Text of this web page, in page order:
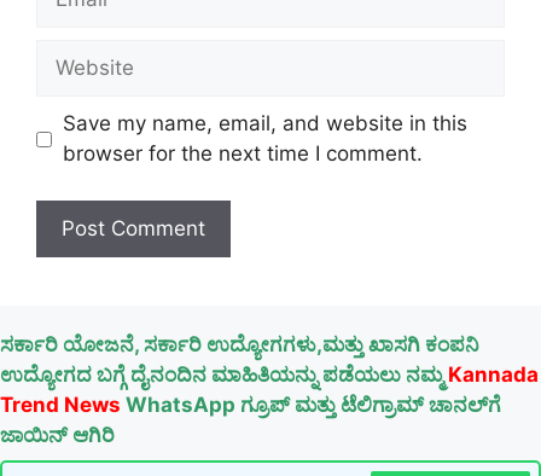
Website
Save my name, email, and website in this
browser for the next time I comment.
ಸರ್ಕಾರಿ ಯೋಜನೆ, ಸರ್ಕಾರಿ ಉದ್ಯೋಗಗಳು,ಮತ್ತು ಖಾಸಗಿ ಕಂಪನಿ
ಉದ್ಯೋಗದ ಬಗ್ಗೆ ದೈನಂದಿನ ಮಾಹಿತಿಯನ್ನು ಪಡೆಯಲು ನಮ್ಮ Kannada
Trend News WhatsApp ಗ್ರೂಪ್ ಮತ್ತು ಟೆಲಿಗ್ರಾಮ್ ಚಾನಲ್‌ಗೆ
ಜಾಯಿನ್ ಆಗಿರಿ